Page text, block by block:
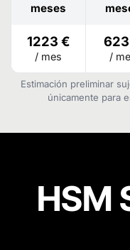
meses
1223 €
/ mes /
Estimación preliminar
únicamente para
HSM